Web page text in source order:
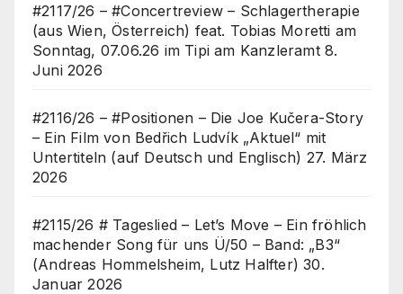
#2117/26 – #Concertreview – Schlagertherapie
(aus Wien, Österreich) feat. Tobias Moretti am
Sonntag, 07.06.26 im Tipi am Kanzleramt 8.
Juni 2026
#2116/26 – #Positionen – Die Joe Kučera-Story
– Ein Film von Bedřich Ludvík „Aktuel“ mit
Untertiteln (auf Deutsch und Englisch) 27. März
2026
#2115/26 # Tageslied – Let’s Move – Ein fröhlich
machender Song für uns Ü/50 – Band: „B3“
(Andreas Hommelsheim, Lutz Halfter) 30.
Januar 2026